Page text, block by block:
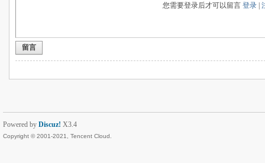
您需要登录后才可以留言登录 |
留言
Powered by Discuz! X3.4
Copyright © 2001-2021, Tencent Cloud.